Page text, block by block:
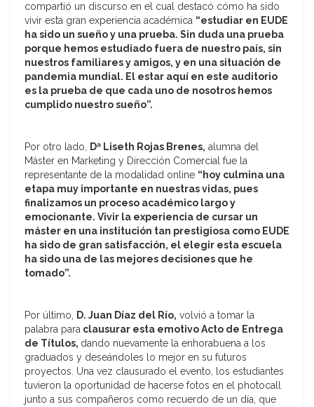
compartió un discurso en el cual destacó cómo ha sido
vivir esta gran experiencia académica “estudiar en EUDE
ha sido un sueño y una prueba. Sin duda una prueba
porque hemos estudiado fuera de nuestro país, sin
nuestros familiares y amigos, y en una situación de
pandemia mundial. El estar aquí en este auditorio
es la prueba de que cada uno de nosotros hemos
cumplido nuestro sueño”.
Por otro lado, Dª Liseth Rojas Brenes, alumna del
Máster en Marketing y Dirección Comercial fue la
representante de la modalidad online “hoy culmina una
etapa muy importante en nuestras vidas, pues
finalizamos un proceso académico largo y
emocionante. Vivir la experiencia de cursar un
máster en una institución tan prestigiosa como EUDE
ha sido de gran satisfacción, el elegir esta escuela
ha sido una de las mejores decisiones que he
tomado”.
Por último, D. Juan Díaz del Río, volvió a tomar la
palabra para clausurar esta emotivo Acto de Entrega
de Títulos, dando nuevamente la enhorabuena a los
graduados y deseándoles lo mejor en su futuros
proyectos. Una vez clausurado el evento, los estudiantes
tuvieron la oportunidad de hacerse fotos en el photocall
junto a sus compañeros como recuerdo de un día, que